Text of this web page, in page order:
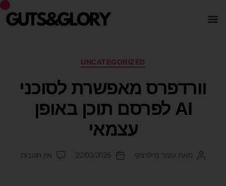
UNCATEGORIZED
וורדפרס מאפשרת לסוכני
AI לפרסם תוכן באופן
עצמאי
מאת עומר מילויצקי 22/03/2026 אין תגובות